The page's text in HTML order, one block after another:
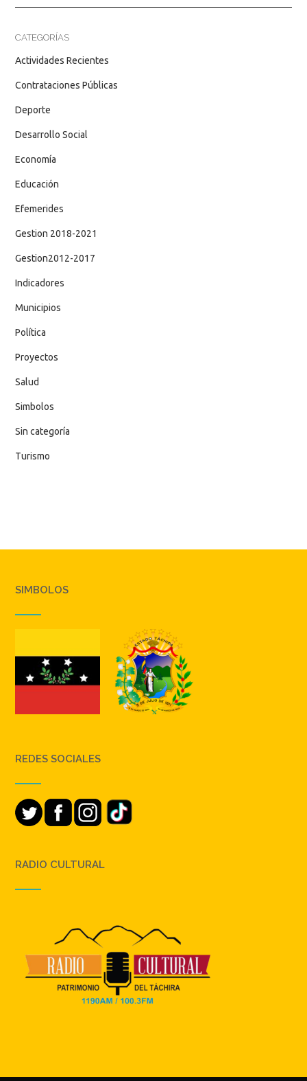
CATEGORÍAS
Actividades Recientes
Contrataciones Públicas
Deporte
Desarrollo Social
Economía
Educación
Efemerides
Gestion 2018-2021
Gestion2012-2017
Indicadores
Municipios
Política
Proyectos
Salud
Simbolos
Sin categoría
Turismo
SIMBOLOS
REDES SOCIALES
RADIO CULTURAL